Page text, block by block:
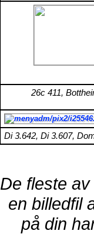
26c 411,
Di 3.642, Di 3.607,
De fleste
en billedfil
på din